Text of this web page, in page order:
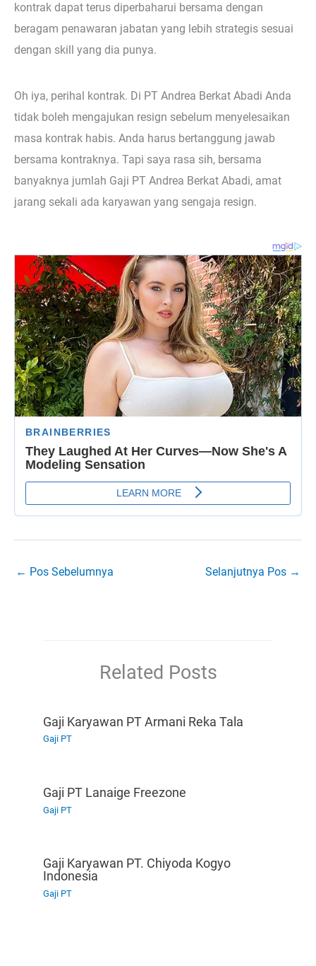
kontrak dapat terus diperbaharui bersama dengan
beragam penawaran jabatan yang lebih strategis sesuai
dengan skill yang dia punya.
Oh iya, perihal kontrak. Di PT Andrea Berkat Abadi Anda
tidak boleh mengajukan resign sebelum menyelesaikan
masa kontrak habis. Anda harus bertanggung jawab
bersama kontraknya. Tapi saya rasa sih, bersama
banyaknya jumlah Gaji PT Andrea Berkat Abadi, amat
jarang sekali ada karyawan yang sengaja resign.
← Pos Sebelumnya Selanjutnya Pos →
Related Posts
Gaji Karyawan PT Armani Reka Tala
Gaji PT
Gaji PT Lanaige Freezone
Gaji PT
Gaji Karyawan PT. Chiyoda Kogyo
Indonesia
Gaji PT